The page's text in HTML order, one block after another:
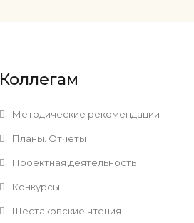
Коллегам
Методические рекомендации
Планы. Отчеты
Проектная деятельность
Конкурсы
Шестаковские чтения